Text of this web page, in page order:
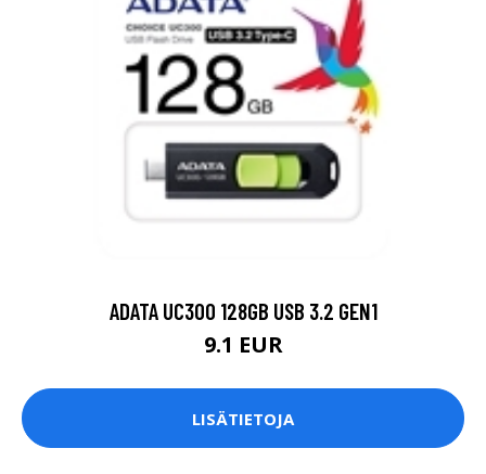
ADATA UC300 128GB USB 3.2 GEN1
9.1 EUR
LISÄTIETOJA